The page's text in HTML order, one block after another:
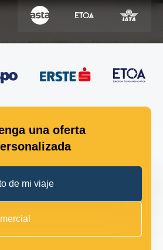
una oferta
de mi viaje